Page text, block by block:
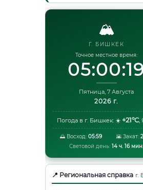
🏔️
Г. БИШКЕК
Точное местное время:
Пятница, 7 Августа
2026 г.
Погода в г. Бишкек: ☀️ +21°C,
🌅 Восход: 05:59 🌇 Закат:
Световой день: 14 ч. 16 мин.
📍 Региональная справка г.